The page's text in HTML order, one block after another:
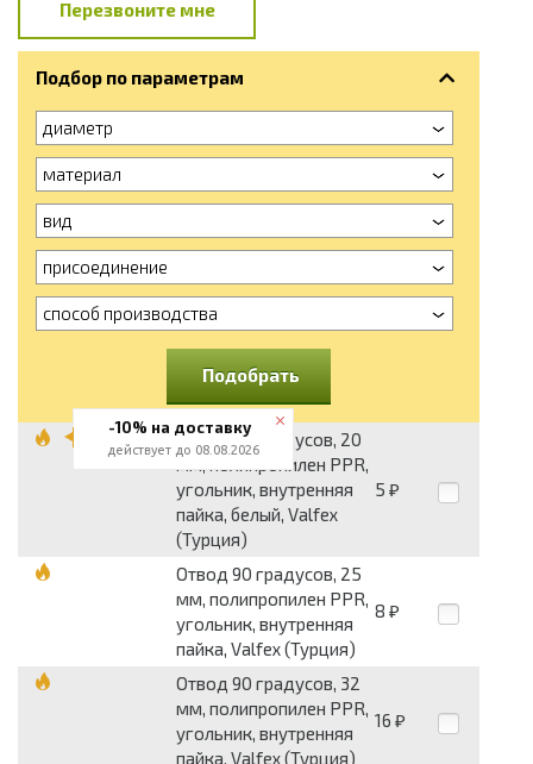
Перезвоните мне
Подбор по параметрам
диаметр
материал
вид
присоединение
способ производства
Подобрать
Отвод 90 градусов, 20
мм, полипропилен PPR,
угольник, внутренняя
пайка, белый, Valfex
(Турция)
5 ₽
Отвод 90 градусов, 25
мм, полипропилен PPR,
угольник, внутренняя
пайка, Valfex (Турция)
8 ₽
Отвод 90 градусов, 32
мм, полипропилен PPR,
угольник, внутренняя
пайка, Valfex (Турция)
16 ₽
-10% на доставку
действует до 08.08.2026